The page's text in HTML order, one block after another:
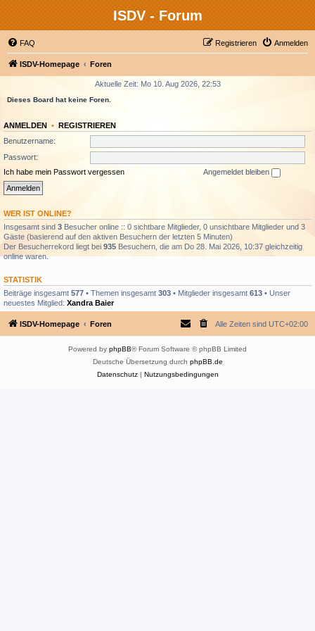
ISDV - Forum
FAQ Anmelden
Registrieren
ISDV-Homepage Foren
Aktuelle Zeit: Mo 10. Aug 2026, 22:53
Dieses Board hat keine Foren.
ANMELDEN • REGISTRIEREN
Benutzername:
Passwort:
Ich habe mein Passwort vergessen
Angemeldet bleiben
WER IST ONLINE?
Insgesamt sind 3 Besucher online :: 0 sichtbare Mitglieder, 0 unsichtbare Mitglieder und 3
Gäste (basierend auf den aktiven Besuchern der letzten 5 Minuten)
Der Besucherrekord liegt bei 935 Besuchern, die am Do 28. Mai 2026, 10:37 gleichzeitig
online waren.
STATISTIK
Beiträge insgesamt 577 • Themen insgesamt 303 • Mitglieder insgesamt 613 • Unser
neuestes Mitglied: Xandra Baier
ISDV-Homepage Foren Alle Zeiten sind UTC+02:00
Powered by phpBB® Forum Software © phpBB Limited
Deutsche Übersetzung durch phpBB.de
Datenschutz| Nutzungsbedingungen